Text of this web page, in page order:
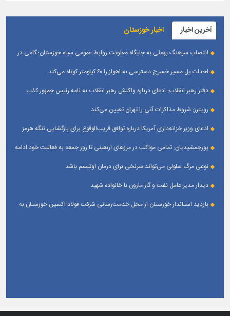
آخرین اخبار اخبار خوزستان
انتصاب سرهنگ بهمئی به جایگاه معاونت روابط عمومی سپاه خوزستان؛ گامی در
احداث پل مسیر خسرج دسترسی به اهواز را ۶۰ کیلومتر کوتاه می‌کند
دفتر رهبر انقلاب: ادعای درباره واکنش رهبر انقلاب به نامه رئیس جمهور کذب
رویترز: شروط مذاکرات آتی را تهران تعیین می‌کند
ادعای وزیر خزانه‌داری آمریکا درباره توافق قریب‌الوقوع برای بازگشایی تنگه هرمز
پورجمشیدیان: تمامی مواکب در مرزهای اربعینی تا روز جمعه به فعالیت خود ادامه
نوعی مرگ سلولی می‌تواند سرنخی برای درمان اوتیسم باشد
دیدار مدیر عامل نفت و گاز مارون با خانواده شهید
بازدید استاندار خوزستان از محل خدمت‌رسانی شرکت فولاد اکسین خوزستان به